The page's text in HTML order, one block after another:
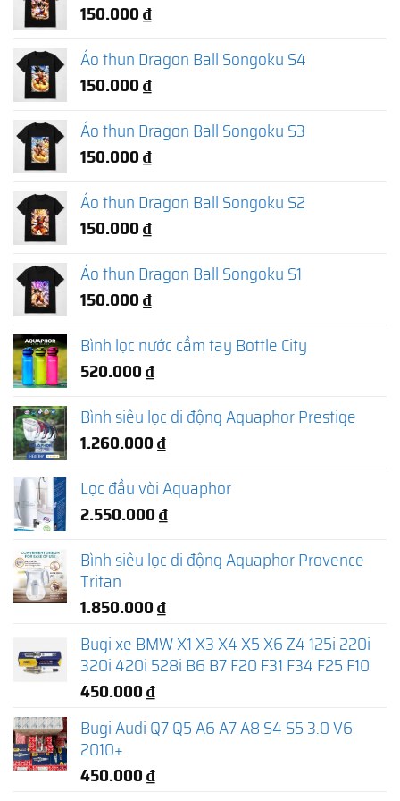
150.000₫
Áo thun Dragon Ball Songoku S4
150.000₫
Áo thun Dragon Ball Songoku S3
150.000₫
Áo thun Dragon Ball Songoku S2
150.000₫
Áo thun Dragon Ball Songoku S1
150.000₫
Bình lọc nước cầm tay Bottle City
520.000₫
Bình siêu lọc di động Aquaphor Prestige
1.260.000₫
Lọc đầu vòi Aquaphor
2.550.000₫
Bình siêu lọc di động Aquaphor Provence
Tritan
1.850.000₫
Bugi xe BMW X1 X3 X4 X5 X6 Z4 125i 220i
320i 420i 528i B6 B7 F20 F31 F34 F25 F10
450.000₫
Bugi Audi Q7 Q5 A6 A7 A8 S4 S5 3.0 V6
2010+
450.000₫